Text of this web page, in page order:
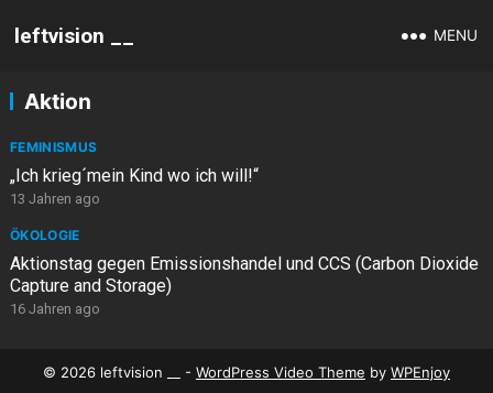
leftvision __ MENU
Aktion
FEMINISMUS
„Ich krieg´mein Kind wo ich will!“
13 Jahren ago
ÖKOLOGIE
Aktionstag gegen Emissionshandel und CCS (Carbon Dioxide
Capture and Storage)
16 Jahren ago
© 2026 leftvision __ - WordPress Video Theme by WPEnjoy